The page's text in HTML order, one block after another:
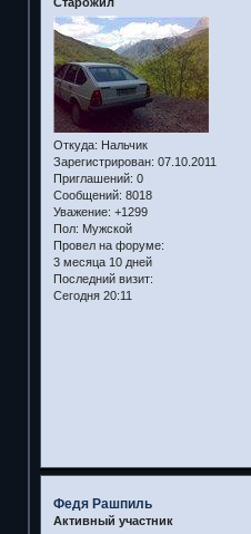
Откуда: Нальчик
Зарегистрирован: 07.10.2011
Приглашений: 0
Сообщений: 8018
Уважение: +1299
Пол: Мужской
Провел на форуме:
3 месяца 10 дней
Последний визит:
Сегодня 20:11
Федя Рашпиль
Активный участник